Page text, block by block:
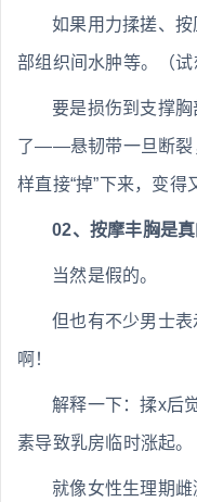
如果用力揉搓、
部组织间水肿等。（试
要是损伤到支撑
了——悬韧带一旦断裂
样直接“掉”下来，变得
02、按摩丰胸是真
当然是假的。
但也有不少男士
啊！
解释一下：揉x后
素导致乳房临时涨起。
就像女性生理期